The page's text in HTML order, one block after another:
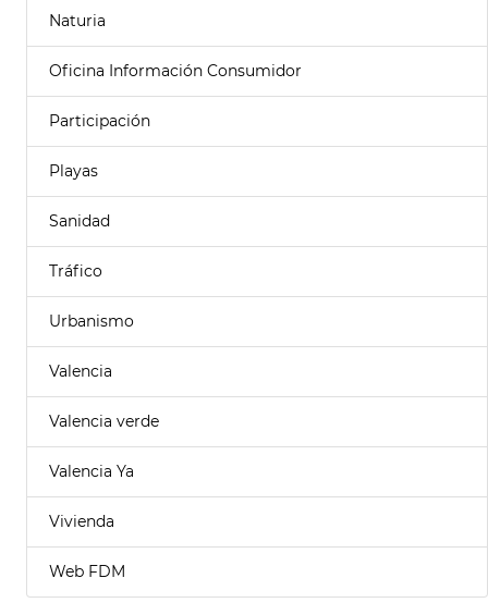
Naturia
Oficina Información Consumidor
Participación
Playas
Sanidad
Tráfico
Urbanismo
Valencia
Valencia verde
Valencia Ya
Vivienda
Web FDM